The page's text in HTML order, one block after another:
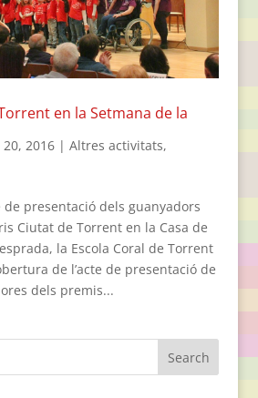
en la Setmana de la
2016| Altres activitats,
de presentació dels guanyadors
Ciutat de Torrent en la Casa de
la Escola Coral de Torrent
de l’acte de presentació de
dels premis...